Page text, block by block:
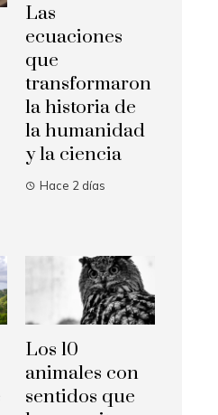
Las
ecuaciones
que
transformaron
la historia de
la humanidad
y la ciencia
Hace 2 días
Los 10
animales con
sentidos que